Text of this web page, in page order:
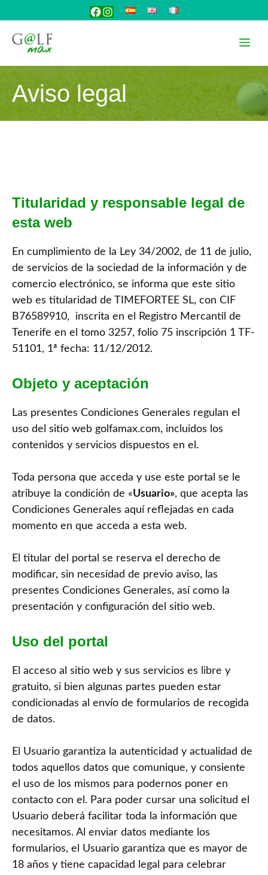
al
contenido
Facebook
Instagram
Aviso legal
Titularidad y responsable legal de
esta web
En cumplimiento de la Ley 34/2002, de 11 de julio,
de servicios de la sociedad de la información y de
comercio electrónico, se informa que este sitio
web es titularidad de TIMEFORTEE SL, con CIF
B76589910, inscrita en el Registro Mercantil de
Tenerife en el tomo 3257, folio 75 inscripción 1 TF-
51101, 1ª fecha: 11/12/2012.
Objeto y aceptación
Las presentes Condiciones Generales regulan el
uso del sitio web golfamax.com, incluidos los
contenidos y servicios dispuestos en el.
Toda persona que acceda y use este portal se le
atribuye la condición de «Usuario», que acepta las
Condiciones Generales aquí reflejadas en cada
momento en que acceda a esta web.
El titular del portal se reserva el derecho de
modificar, sin necesidad de previo aviso, las
presentes Condiciones Generales, así como la
presentación y configuración del sitio web.
Uso del portal
El acceso al sitio web y sus servicios es libre y
gratuito, si bien algunas partes pueden estar
condicionadas al envío de formularios de recogida
de datos.
El Usuario garantiza la autenticidad y actualidad de
todos aquellos datos que comunique, y consiente
el uso de los mismos para podernos poner en
contacto con el. Para poder cursar una solicitud el
Usuario deberá facilitar toda la información que
necesitamos. Al enviar datos mediante los
formularios, el Usuario garantiza que es mayor de
18 años y tiene capacidad legal para celebrar